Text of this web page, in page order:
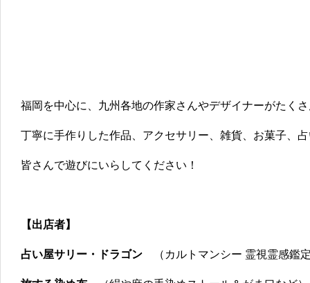
福岡を中心に、九州各地の作家さんやデザイナーがたく
丁寧に手作りした作品、アクセサリー、雑貨、お菓子、
皆さんで遊びにいらしてください！
【出店者】
占い屋サリー・ドラゴン （カルトマンシー 霊視霊感鑑